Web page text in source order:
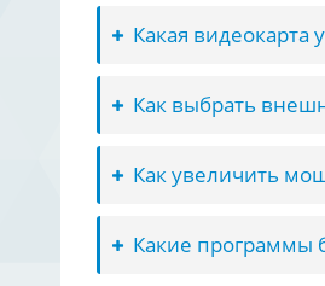
Какая видеокарта
Как выбрать
Как увеличить
Какие программы